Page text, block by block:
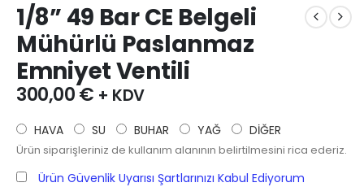
1/8” 49 Bar CE Belgeli
Mühürlü Paslanmaz
Emniyet Ventili
300,00€ + KDV
HAVA SU BUHAR YAĞ DİĞER
Ürün siparişleriniz de kullanım alanının belirtilmesini rica ederiz.
Ürün Güvenlik Uyarısı Şartlarınızı Kabul Ediyorum